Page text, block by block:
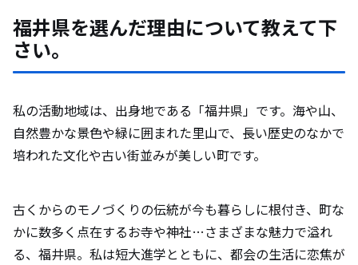
福井県を選んだ理由について教えて下
さい。
私の活動地域は、出身地である「福井県」です。海や山、
自然豊かな景色や緑に囲まれた里山で、長い歴史のなかで
培われた文化や古い街並みが美しい町です。
古くからのモノづくりの伝統が今も暮らしに根付き、町な
かに数多く点在するお寺や神社…さまざまな魅力で溢れ
る、福井県。私は短大進学とともに、都会の生活に恋焦が